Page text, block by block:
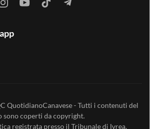
QuotidianoCanavese- Tutti i contenuti del
sono coperti da copyright.
registrata presso il Tribunale di Ivrea,